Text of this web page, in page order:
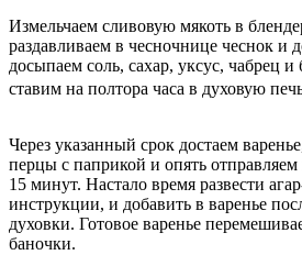
Измельчаем сливовую мякоть в
раздавливаем в чесночнице чеснок и
досыпаем соль, сахар, уксус, чабрец
ставим на полтора часа в духовую
Через указанный срок достаем
перцы с паприкой и опять отправляем
15 минут. Настало время развести
инструкции, и добавить в варенье
духовки. Готовое варенье
баночки.